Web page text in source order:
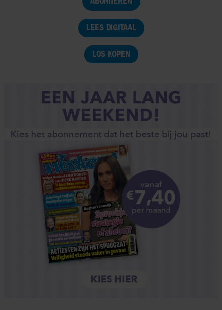
LEES DIGITAAL
LOS KOPEN